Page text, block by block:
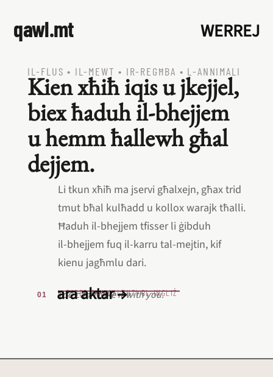
qawl.mt WERREJ
IL‑FLUS • IL‑MEWT • IR‑REGĦBA • L‑ANNIMALI
Kien xħiħ iqis u jkejjel,
biex ħaduh il‑bhejjem
u hemm ħallewh għal
dejjem.
Li tkun xħiħ ma jservi għalxejn, għax trid
tmut bħal kulħadd u kollox warajk tħalli.
Ħaduh il‑bhejjem tfisser li ġibduh
il‑bhejjem fuq il‑karru tal‑mejtin, kif
kienu jagħmlu dari.
L‑EQREB EKWIVALENTI BL‑INGLIŻ
You can't take it with you.
ara aktar →